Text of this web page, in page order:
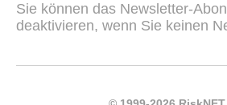
Sie können das Newsletter-
deaktivieren, wenn Sie keinen